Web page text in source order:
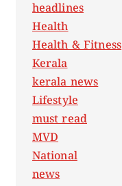
headlines
Health
Health & Fitness
Kerala
kerala news
Lifestyle
must read
MVD
National
news